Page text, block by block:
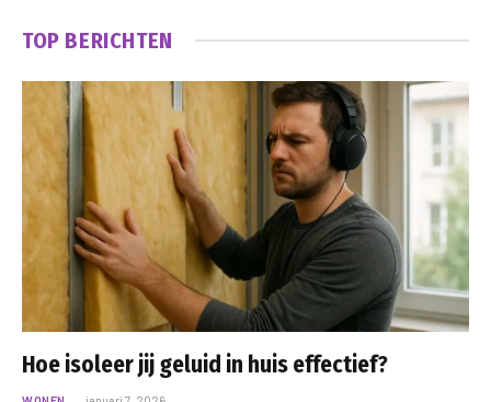
TOP BERICHTEN
Hoe isoleer jij geluid in huis effectief?